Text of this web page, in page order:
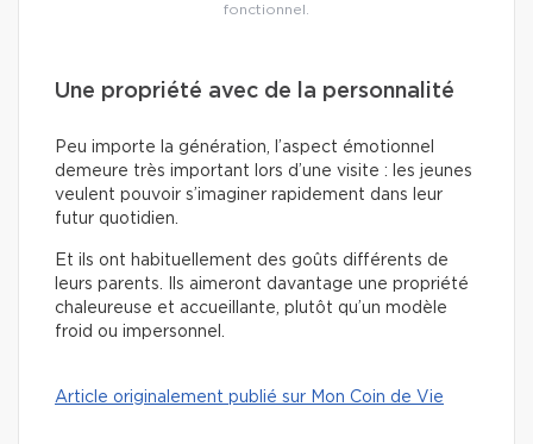
fonctionnel.
Une propriété avec de la personnalité
Peu importe la génération, l’aspect émotionnel
demeure très important lors d’une visite : les jeunes
veulent pouvoir s’imaginer rapidement dans leur
futur quotidien.
Et ils ont habituellement des goûts différents de
leurs parents. Ils aimeront davantage une propriété
chaleureuse et accueillante, plutôt qu’un modèle
froid ou impersonnel.
Article originalement publié sur Mon Coin de Vie